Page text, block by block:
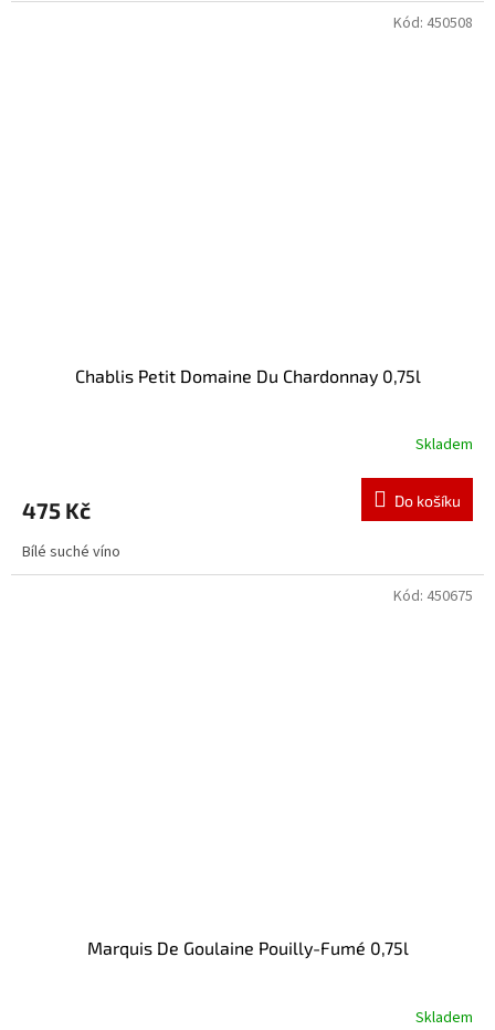
Chablis Petit Domaine Du Chardonnay 0,75l
Skladem
475 Kč Do košíku
Bílé suché víno
Kód: 450508
Marquis De Goulaine Pouilly-Fumé 0,75l
Skladem
Kód: 450675